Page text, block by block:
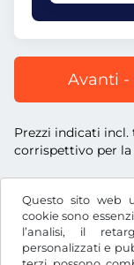
Questo sito web
cookie sono
l’analisi, il
personalizzati e
Avanti -
Prezzi indicati incl.
corrispettivo per la
CHF